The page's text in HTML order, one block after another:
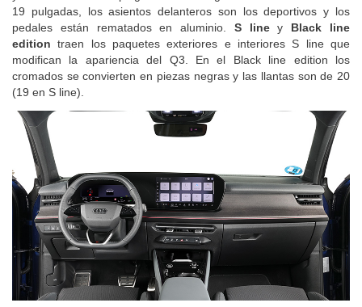
19 pulgadas, los asientos delanteros son los deportivos y los
pedales están rematados en aluminio. S liney Black line
edition traen los paquetes exteriores e interiores S line que
modifican la apariencia del Q3. En el Black line edition los
cromados se convierten en piezas negras y las llantas son de 20
(19 en S line).